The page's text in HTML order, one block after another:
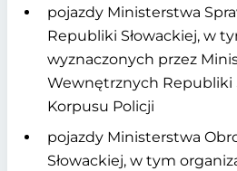
pojazdy Ministerstwa
Republiki Słowackiej, w
wyznaczonych przez
Wewnętrznych Republiki
Korpusu Policji
pojazdy Ministerstwa
Słowackiej, w tym